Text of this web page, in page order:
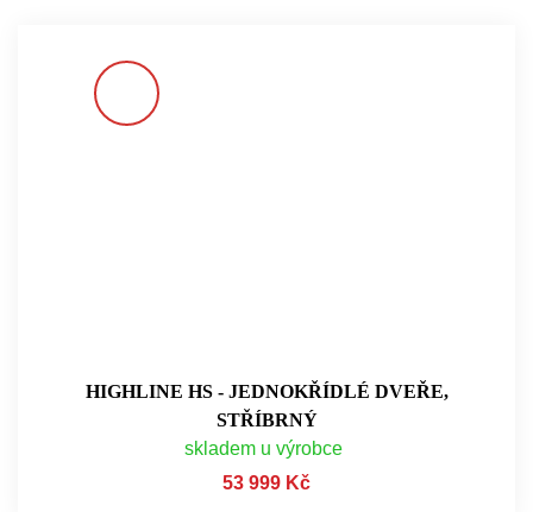
HIGHLINE HS - JEDNOKŘÍDLÉ DVEŘE,
STŘÍBRNÝ
skladem u výrobce
53 999 Kč